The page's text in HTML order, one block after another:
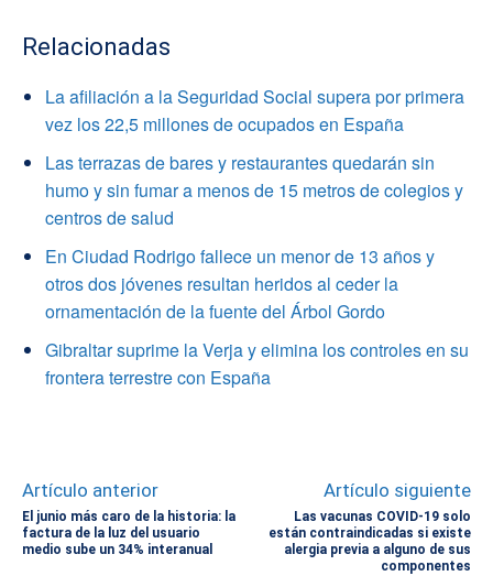
Relacionadas
La afiliación a la Seguridad Social supera por primera
vez los 22,5 millones de ocupados en España
Las terrazas de bares y restaurantes quedarán sin
humo y sin fumar a menos de 15 metros de colegios y
centros de salud
En Ciudad Rodrigo fallece un menor de 13 años y
otros dos jóvenes resultan heridos al ceder la
ornamentación de la fuente del Árbol Gordo
Gibraltar suprime la Verja y elimina los controles en su
frontera terrestre con España
Artículo anterior
El junio más caro de la historia: la
factura de la luz del usuario
medio sube un 34% interanual
Artículo siguiente
Las vacunas COVID-19 solo
están contraindicadas si existe
alergia previa a alguno de sus
componentes